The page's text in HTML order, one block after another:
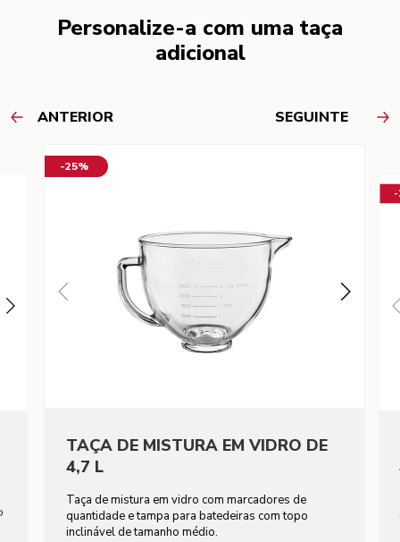
Personalize-a com uma taça
adicional
ANTERIOR SEGUINTE
-25%
TAÇA DE MISTURA EM VIDRO DE
4,7 L
Taça de mistura em vidro com marcadores de
quantidade e tampa para batedeiras com topo
inclinável de tamanho médio.
-